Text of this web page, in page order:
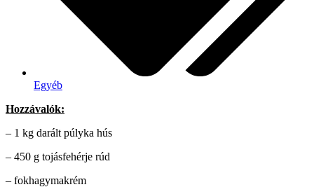
Egyéb
Hozzávalók:
– 1 kg darált púlyka hús
– 450 g tojásfehérje rúd
– fokhagymakrém